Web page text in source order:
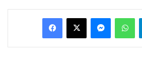
Facebook
X